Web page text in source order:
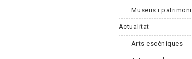
Museus i patrimoni
Actualitat
Arts escèniques